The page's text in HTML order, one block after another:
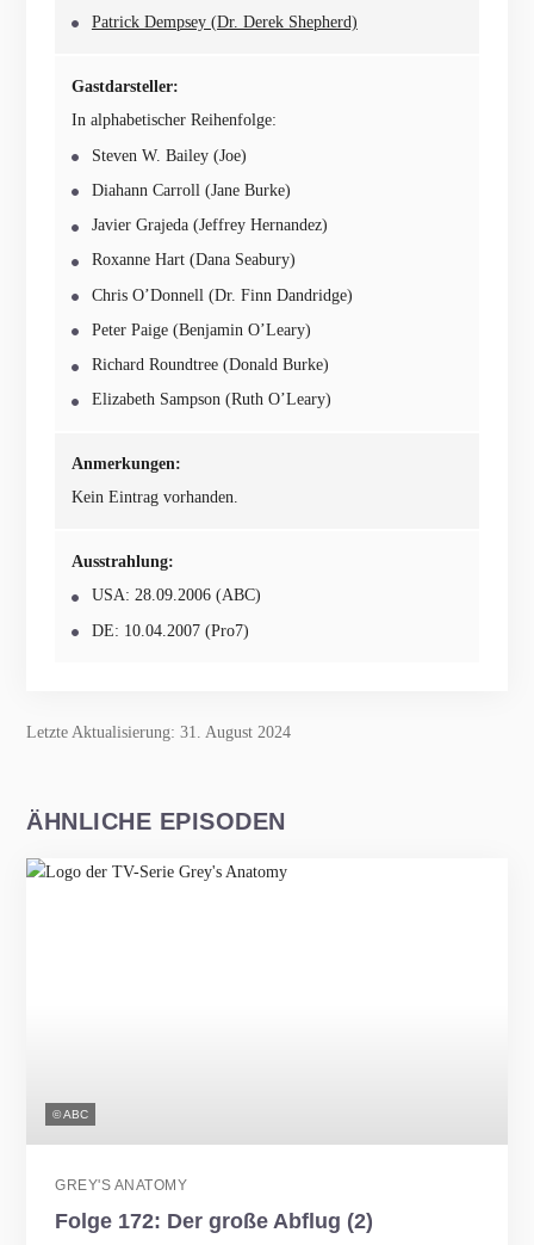
Patrick Dempsey (Dr. Derek Shepherd)
Gastdarsteller:
In alphabetischer Reihenfolge:
Steven W. Bailey (Joe)
Diahann Carroll (Jane Burke)
Javier Grajeda (Jeffrey Hernandez)
Roxanne Hart (Dana Seabury)
Chris O’Donnell (Dr. Finn Dandridge)
Peter Paige (Benjamin O’Leary)
Richard Roundtree (Donald Burke)
Elizabeth Sampson (Ruth O’Leary)
Anmerkungen:
Kein Eintrag vorhanden.
Ausstrahlung:
USA: 28.09.2006 (ABC)
DE: 10.04.2007 (Pro7)
Letzte Aktualisierung: 31. August 2024
ÄHNLICHE EPISODEN
© ABC
GREY'S ANATOMY
Folge 172: Der große Abflug (2)